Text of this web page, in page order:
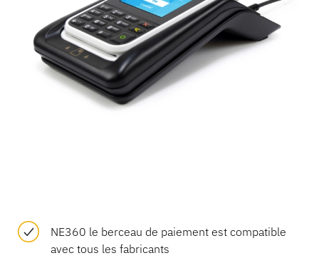
NE360 le berceau de paiement est compatible
avec tous les fabricants